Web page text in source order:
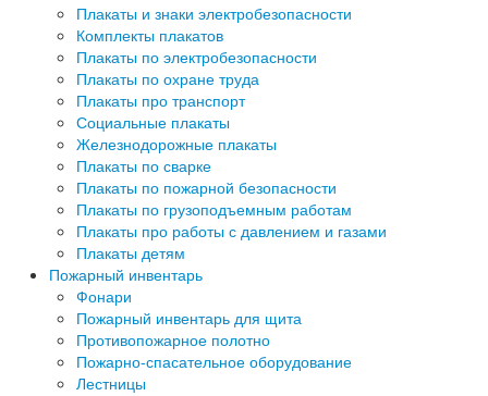
Плакаты и знаки электробезопасности
Комплекты плакатов
Плакаты по электробезопасности
Плакаты по охране труда
Плакаты про транспорт
Социальные плакаты
Железнодорожные плакаты
Плакаты по сварке
Плакаты по пожарной безопасности
Плакаты по грузоподъемным работам
Плакаты про работы с давлением и газами
Плакаты детям
Пожарный инвентарь
Фонари
Пожарный инвентарь для щита
Противопожарное полотно
Пожарно-спасательное оборудование
Лестницы